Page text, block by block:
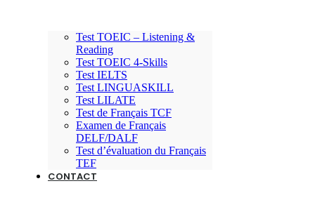
Test TOEIC – Listening &
Reading
Test TOEIC 4-Skills
Test IELTS
Test LINGUASKILL
Test LILATE
Test de Français TCF
Examen de Français
DELF/DALF
Test d’évaluation du Français
TEF
CONTACT